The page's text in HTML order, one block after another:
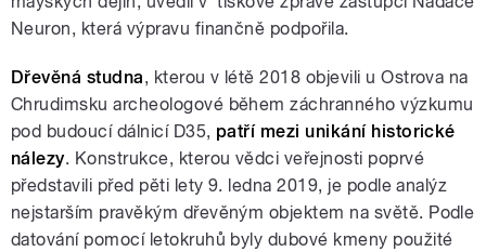
Neuron, která výpravu finančně podpořila.
Dřevěná studna, kterou v létě 2018 objevili u Ostrova na
Chrudimsku archeologové během záchranného výzkumu
pod budoucí dálnicí D35, patří mezi unikání historické
nálezy. Konstrukce, kterou vědci veřejnosti poprvé
představili před pěti lety 9. ledna 2019, je podle analýz
nejstarším pravěkým dřevěným objektem na světě. Podle
datování pomocí letokruhů byly dubové kmeny použité